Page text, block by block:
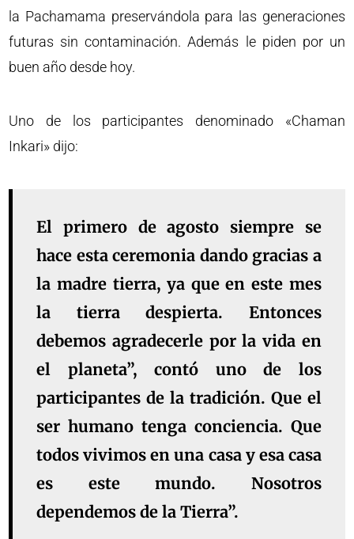
la Pachamama preservándola para las generaciones
futuras sin contaminación. Además le piden por un
buen año desde hoy.
Uno de los participantes denominado «Chaman
Inkari» dijo:
El primero de agosto siempre se
hace esta ceremonia dando gracias a
la madre tierra, ya que en este mes
la tierra despierta. Entonces
debemos agradecerle por la vida en
el planeta”, contó uno de los
participantes de la tradición. Que el
ser humano tenga conciencia. Que
todos vivimos en una casa y esa casa
es este mundo. Nosotros
dependemos de la Tierra”.